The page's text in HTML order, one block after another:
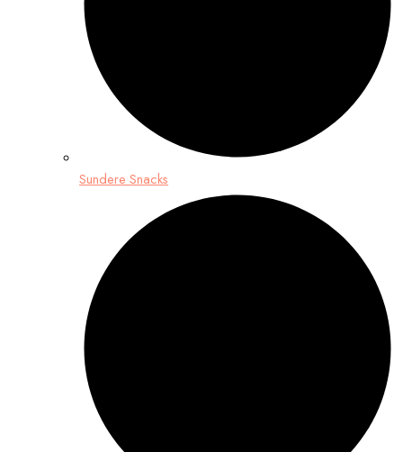
Sundere Snacks